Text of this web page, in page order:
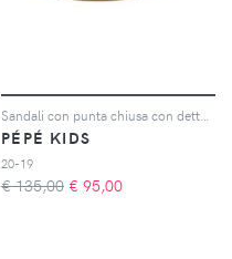
PÉPÉ KIDS
20-19
€ 135,00 € 95,00